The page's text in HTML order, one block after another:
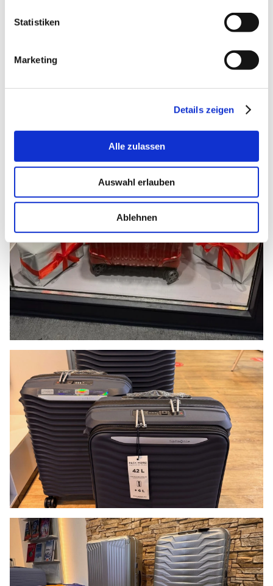
Statistiken
Marketing
Details zeigen
Alle zulassen
Auswahl erlauben
Ablehnen